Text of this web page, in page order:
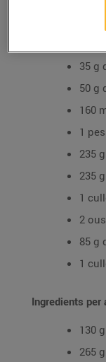
Ingredients
35 g
50 g
160
1
235
235
1
2
85 g
1
Ingredients per
130
265